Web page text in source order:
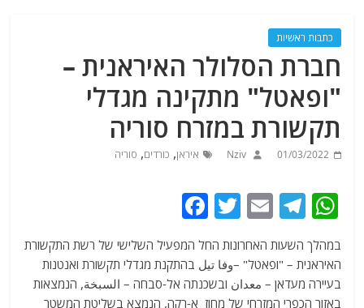
כתבות ראשיות
חברת הסלולר האיראנית –
"ופאטל" מתקינה מגדלי
תקשורת במזרח סוריה
01/03/2022
Nziv איראן, כורדים, סוריה
W
at
s
T
e
g
E
ai
l
T
w
itt
er
c
e
במהלך השעות האחרונות החל המפעיל השלישי של רשת התקשורת
האיראנית – "ופאטל" –وفا تيل בהתקנת מגדלי תקשורת ואנטנות
בעיירה מעדאן – معدان ובשכנתה אל-סבחה – السبخة, הנמצאות
באזור הכפרי המזרחי של מחוז א-רקה, הנמצא בשליטת המשטר